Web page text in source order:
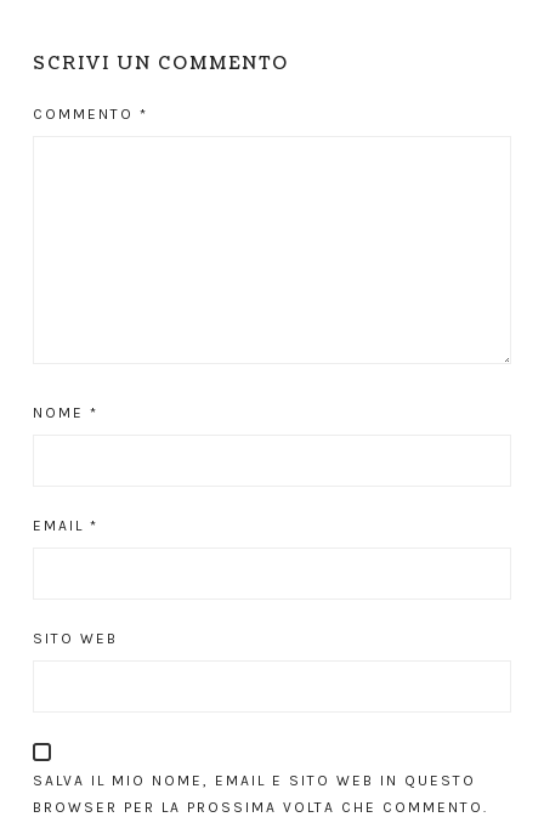
SCRIVI UN COMMENTO
COMMENTO *
NOME *
EMAIL *
SITO WEB
SALVA IL MIO NOME, EMAIL E SITO WEB IN QUESTO
BROWSER PER LA PROSSIMA VOLTA CHE COMMENTO.